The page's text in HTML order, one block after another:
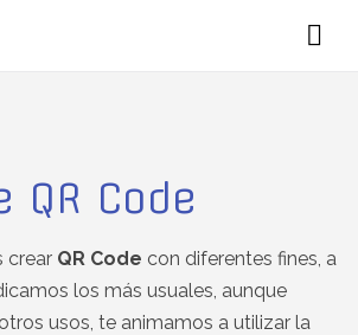
QR Code
crear QR Code con diferentes fines, a
los más usuales, aunque
usos, te animamos a utilizar la